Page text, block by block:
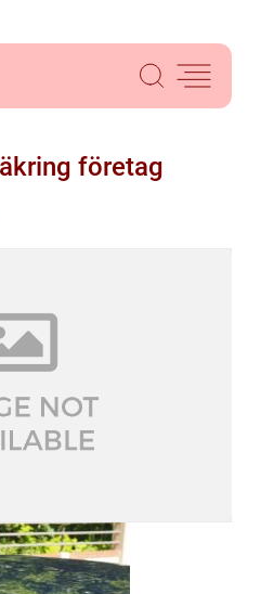
företag